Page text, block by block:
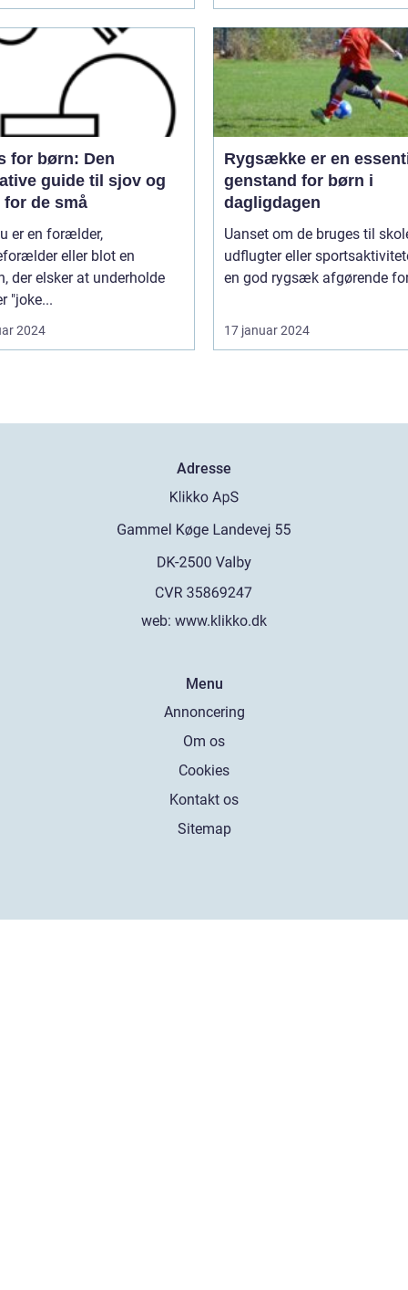
for børn: Den
guide til sjov og
for de små
er en forælder,
eller blot en
der elsker at underholde
"joke...
2024
Rygsække er en
genstand for børn i
dagligdagen
Uanset om de bruges til
udflugter eller
en god rygsæk afgørende
17 januar 2024
Adresse
web: www.klikko.dk
Menu
Annoncering
Om os
Cookies
Kontakt os
Sitemap